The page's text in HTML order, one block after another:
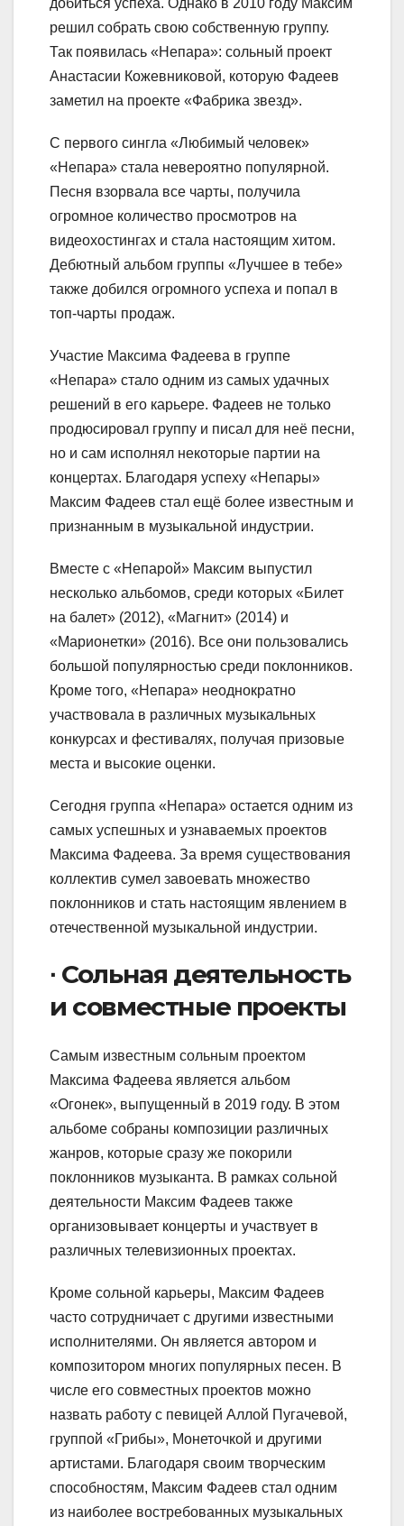
добиться успеха. Однако в 2010 году Максим
решил собрать свою собственную группу.
Так появилась «Непара»: сольный проект
Анастасии Кожевниковой, которую Фадеев
заметил на проекте «Фабрика звезд».
С первого сингла «Любимый человек»
«Непара» стала невероятно популярной.
Песня взорвала все чарты, получила
огромное количество просмотров на
видеохостингах и стала настоящим хитом.
Дебютный альбом группы «Лучшее в тебе»
также добился огромного успеха и попал в
топ-чарты продаж.
Участие Максима Фадеева в группе
«Непара» стало одним из самых удачных
решений в его карьере. Фадеев не только
продюсировал группу и писал для неё песни,
но и сам исполнял некоторые партии на
концертах. Благодаря успеху «Непары»
Максим Фадеев стал ещё более известным и
признанным в музыкальной индустрии.
Вместе с «Непарой» Максим выпустил
несколько альбомов, среди которых «Билет
на балет» (2012), «Магнит» (2014) и
«Марионетки» (2016). Все они пользовались
большой популярностью среди поклонников.
Кроме того, «Непара» неоднократно
участвовала в различных музыкальных
конкурсах и фестивалях, получая призовые
места и высокие оценки.
Сегодня группа «Непара» остается одним из
самых успешных и узнаваемых проектов
Максима Фадеева. За время существования
коллектив сумел завоевать множество
поклонников и стать настоящим явлением в
отечественной музыкальной индустрии.
∙ Сольная деятельность
и совместные проекты
Самым известным сольным проектом
Максима Фадеева является альбом
«Огонек», выпущенный в 2019 году. В этом
альбоме собраны композиции различных
жанров, которые сразу же покорили
поклонников музыканта. В рамках сольной
деятельности Максим Фадеев также
организовывает концерты и участвует в
различных телевизионных проектах.
Кроме сольной карьеры, Максим Фадеев
часто сотрудничает с другими известными
исполнителями. Он является автором и
композитором многих популярных песен. В
числе его совместных проектов можно
назвать работу с певицей Аллой Пугачевой,
группой «Грибы», Монеточкой и другими
артистами. Благодаря своим творческим
способностям, Максим Фадеев стал одним
из наиболее востребованных музыкальных